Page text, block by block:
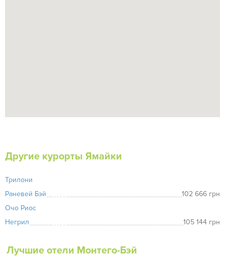
Другие курорты Ямайки
Трилони
Раневей Бэй
102 666 грн
Очо Риос
Негрил
105 144 грн
Лучшие отели Монтего-Бэй